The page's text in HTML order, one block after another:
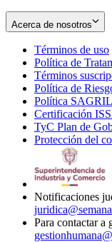
Acerca de nosotros
Términos de uso
Política de
Términos
Política de
Política
Certificación
TyC Plan de
Protección del
Notificaciones
Para contactar a